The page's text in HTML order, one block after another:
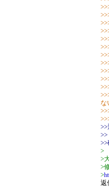
な
>>
>>
>>
>
>
>
>
返